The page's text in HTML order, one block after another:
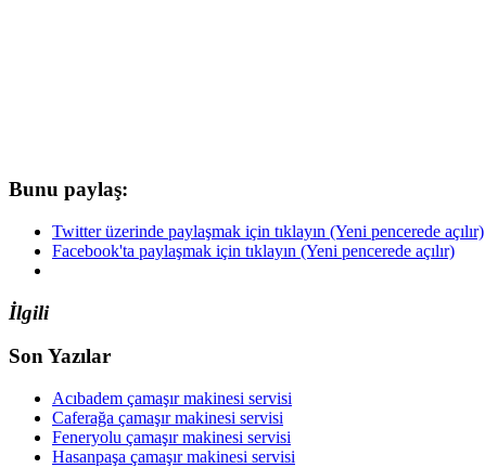
Bunu paylaş:
Twitter üzerinde paylaşmak için tıklayın (Yeni pencerede açılır)
Facebook'ta paylaşmak için tıklayın (Yeni pencerede açılır)
İlgili
Son Yazılar
Acıbadem çamaşır makinesi servisi
Caferağa çamaşır makinesi servisi
Feneryolu çamaşır makinesi servisi
Hasanpaşa çamaşır makinesi servisi